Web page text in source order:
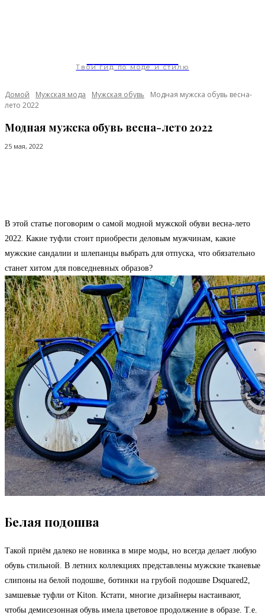
Твой гид по моде и стилю
Домой Мужская мода Мужская обувь
Модная мужска обувь весна-
лето 2022
Модная мужска обувь весна-лето 2022
25 мая, 2022
В этой статье поговорим о самой модной мужской обуви весна-лето
2022. Какие туфли стоит приобрести деловым мужчинам, какие
мужские сандалии и шлепанцы выбрать для отпуска, что обязательно
станет хитом для повседневных образов?
Белая подошва
Такой приём далеко не новинка в мире моды, но всегда делает любую
обувь стильной. В летних коллекциях представлены мужские тканевые
слипоны на белой подошве, ботинки на грубой подошве Dsquared2,
замшевые туфли от Kiton. Кстати, многие дизайнеры настаивают,
чтобы демисезонная обувь имела цветовое продолжение в образе. Т.е.